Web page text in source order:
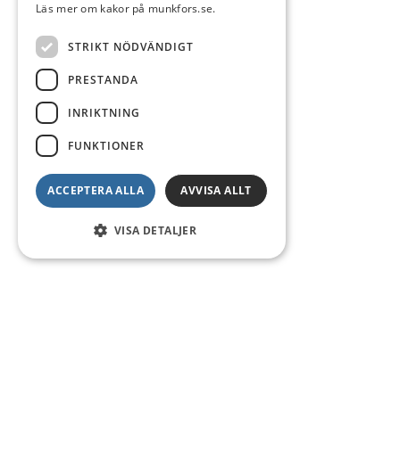
Läs mer om kakor på munkfors.se.
STRIKT NÖDVÄNDIGT
PRESTANDA
INRIKTNING
FUNKTIONER
ACCEPTERA ALLA AVVISA ALLT
VISA DETALJER